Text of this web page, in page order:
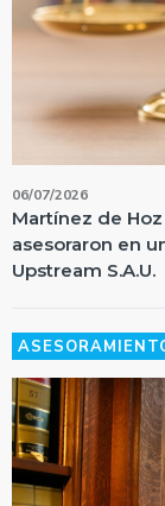
06/07/2026
Martínez de
asesoraron en
Upstream S.A.U.